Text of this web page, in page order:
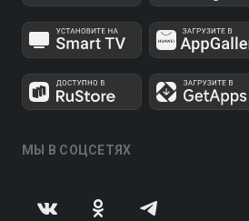
МЫ В СОЦСЕТЯХ